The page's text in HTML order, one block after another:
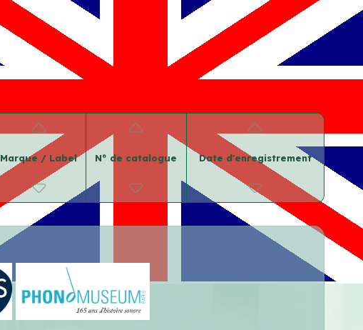
Marque / Label N° de catalogue Date d'enregistrement